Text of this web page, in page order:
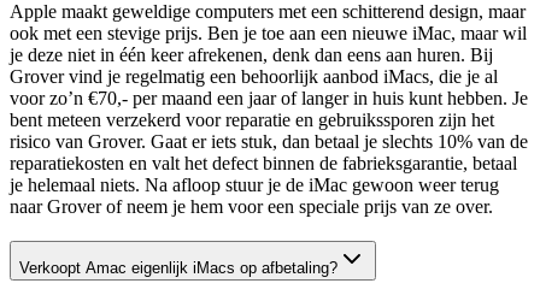
Apple maakt geweldige computers met een schitterend design, maar
ook met een stevige prijs. Ben je toe aan een nieuwe iMac, maar wil
je deze niet in één keer afrekenen, denk dan eens aan huren. Bij
Grover vind je regelmatig een behoorlijk aanbod iMacs, die je al
voor zo’n €70,- per maand een jaar of langer in huis kunt hebben. Je
bent meteen verzekerd voor reparatie en gebruikssporen zijn het
risico van Grover. Gaat er iets stuk, dan betaal je slechts 10% van de
reparatiekosten en valt het defect binnen de fabrieksgarantie, betaal
je helemaal niets. Na afloop stuur je de iMac gewoon weer terug
naar Grover of neem je hem voor een speciale prijs van ze over.
Verkoopt Amac eigenlijk iMacs op afbetaling?